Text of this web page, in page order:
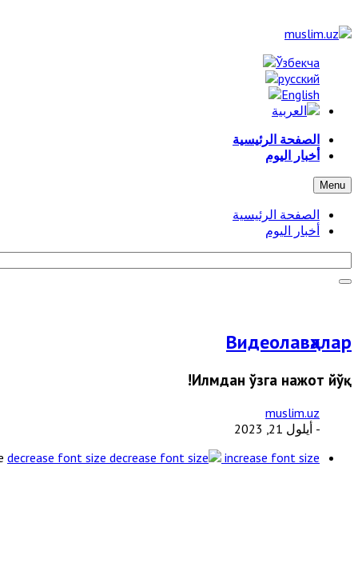
الصفحة الرئيسية
أخبار اليوم
Menu
الصفحة الرئيسية
أخبار اليوم
Видеолавҳалар
Илмдан ўзга нажот йўқ!
muslim.uz
- أيلول 21, 2023
decrease font size increase font size